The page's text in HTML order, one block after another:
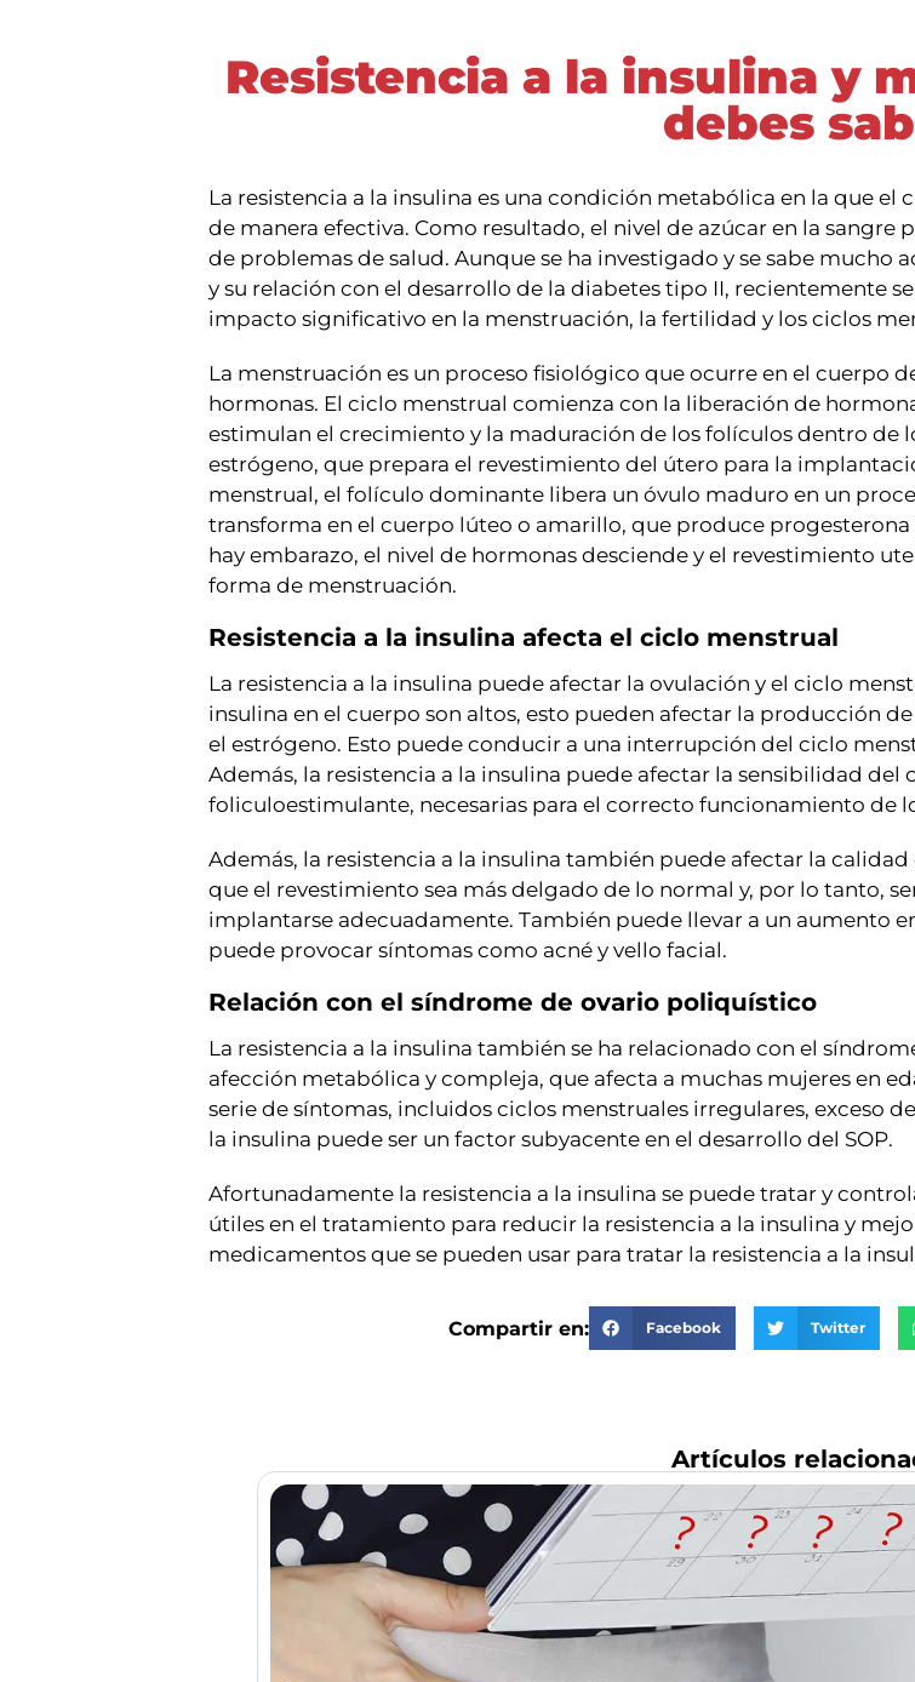
Resistencia a la insulina y
debes
La resistencia a la insulina es una condición metabólica en la que
de manera efectiva. Como resultado, el nivel de azúcar en la sangre
de problemas de salud. Aunque se ha investigado y se sabe mucho
y su relación con el desarrollo de la diabetes tipo II, recientemente
impacto significativo en la menstruación, la fertilidad y los ciclos
La menstruación es un proceso fisiológico que ocurre en el cuerpo
hormonas. El ciclo menstrual comienza con la liberación de
estimulan el crecimiento y la maduración de los folículos dentro de
estrógeno, que prepara el revestimiento del útero para la
menstrual, el folículo dominante libera un óvulo maduro en un
transforma en el cuerpo lúteo o amarillo, que produce progesterona
hay embarazo, el nivel de hormonas desciende y el revestimiento
forma de menstruación.
Resistencia a la insulina afecta el ciclo menstrual
La resistencia a la insulina puede afectar la ovulación y el ciclo
insulina en el cuerpo son altos, esto pueden afectar la producción
el estrógeno. Esto puede conducir a una interrupción del ciclo
Además, la resistencia a la insulina puede afectar la sensibilidad del
foliculoestimulante, necesarias para el correcto funcionamiento de
Además, la resistencia a la insulina también puede afectar la
que el revestimiento sea más delgado de lo normal y, por lo tanto,
implantarse adecuadamente. También puede llevar a un aumento
puede provocar síntomas como acné y vello facial.
Relación con el síndrome de ovario poliquístico
La resistencia a la insulina también se ha relacionado con el
afección metabólica y compleja, que afecta a muchas mujeres en
serie de síntomas, incluidos ciclos menstruales irregulares, exceso
la insulina puede ser un factor subyacente en el desarrollo del SOP.
Afortunadamente la resistencia a la insulina se puede tratar y
útiles en el tratamiento para reducir la resistencia a la insulina y
medicamentos que se pueden usar para tratar la resistencia a la
Compartir en: Facebook Twitter
Artículos